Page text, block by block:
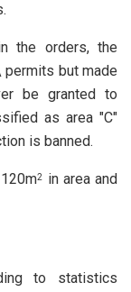
the orders, the
but made
be granted to
as area "C"
is banned.
2
in area and
to statistics